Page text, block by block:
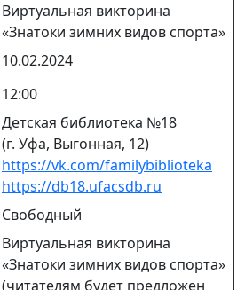
Виртуальная викторина
«Знатоки зимних видов спорта»
10.02.2024
12:00
Детская библиотека №18
(г. Уфа, Выгонная, 12)
https://vk.com/familybiblioteka
https://db18.ufacsdb.ru
Свободный
Виртуальная викторина
«Знатоки зимних видов спорта»
(читателям будет предложен